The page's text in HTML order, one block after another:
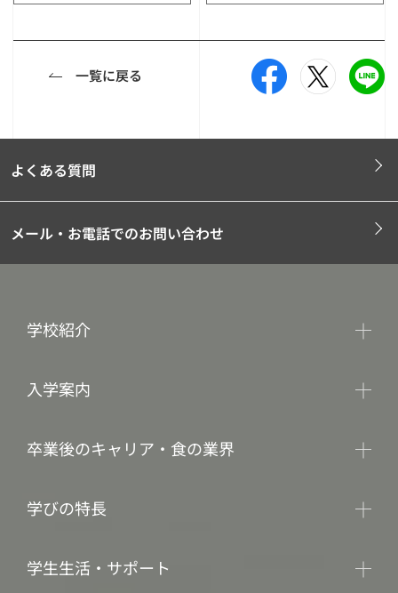
一覧に戻る
よくある質問
メール・お電話でのお問い合わせ
学校紹介
入学案内
卒業後のキャリア・食の業界
学びの特長
学生生活・サポート